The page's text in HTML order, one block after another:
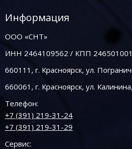
Информация
ООО «СНТ»
ИНН 2464109562 / КПП 246501001
660111, г. Красноярск, ул.
660061, г. Красноярск, ул.
Телефон:
+7 (391) 219-31-24
+7 (391) 219-31-29
Сервис: